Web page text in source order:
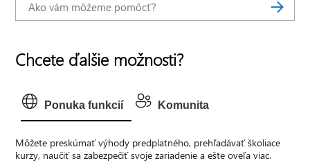
Chcete ďalšie možnosti?
Ponuka funkcií Komunita
Môžete preskúmať výhody predplatného, prehľadávať školiace
kurzy, naučiť sa zabezpečiť svoje zariadenie a ešte oveľa viac.